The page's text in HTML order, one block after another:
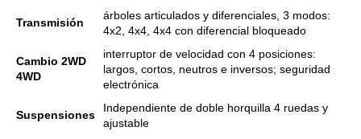
Transmisión
árboles articulados y diferenciales, 3 modos:
4x2, 4x4, 4x4 con diferencial bloqueado
Cambio 2WD
4WD
interruptor de velocidad con 4 posiciones:
largos, cortos, neutros e inversos; seguridad
electrónica
Suspensiones
Independiente de doble horquilla 4 ruedas y
ajustable